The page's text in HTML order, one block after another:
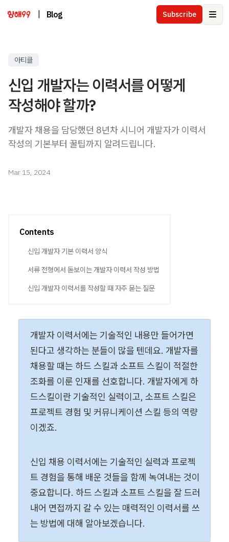
Blog Subscribe
아티클
신입 개발자는 이력서를 어떻게
작성해야 할까?
개발자 채용을 담당했던 8년차 시니어 개발자가 이력서
작성의 기본부터 꿀팁까지 알려드립니다.
Mar 15, 2024
Contents
신입 개발자 기본 이력서 양식
서류 전형에서 돋보이는 개발자 이력서 작성 방법
신입 개발자 이력서를 작성할 때 자주 묻는 질문
개발자 이력서에는 기술적인 내용만 들어가면
된다고 생각하는 분들이 많을 텐데요. 개발자를
채용할 때는 하드 스킬과 소프트 스킬이 적절한
조화를 이룬 인재를 선호합니다. 개발자에게 하
드스킬이란 기술적인 실력이고, 소프트 스킬은
프로젝트 경험 및 커뮤니케이션 스킬 등의 역량
이겠죠.
신입 채용 이력서에는 기술적인 실력과 프로젝
트 경험을 통해 배운 것들을 함께 녹여내는 것이
중요합니다. 하드 스킬과 소프트 스킬을 잘 드러
내어 면접까지 갈 수 있는 매력적인 이력서를 쓰
는 방법에 대해 알아보겠습니다.